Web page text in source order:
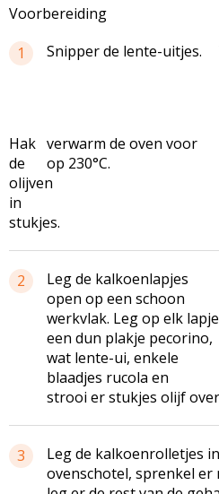
Voorbereiding
1
Snipper de lente-uitjes.
Hak
de
olijven
in
stukjes.
verwarm de oven voor
op 230°C.
2
Leg de kalkoenlapjes
open op een schoon
werkvlak. Leg op elk lapje
een dun plakje pecorino,
wat lente-ui, enkele
blaadjes rucola en
strooi er stukjes olijf
3
Leg de kalkoenrolletjes
ovenschotel, sprenkel